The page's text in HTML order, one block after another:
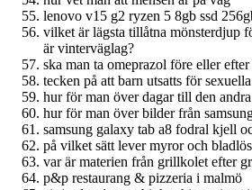
lenovo v15 g2 ryzen 5 8gb ssd
vilket är lägsta tillåtna mönsterdjup
är vinterväglag?
ska man ta omeprazol före eller efter
tecken på att barn utsatts för
hur för man över dagar till den
hur för man över bilder från
samsung galaxy tab a8 fodral kjell
på vilket sätt lever myror och
var är materien från grillkolet efter
p&p restaurang & pizzeria i malmö